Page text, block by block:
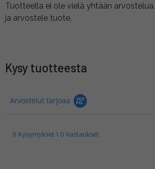
Tuotteella ei ole vielä yhtään arvostelua.
ja arvostele tuote.
Kysy tuotteesta
Arvostelut tarjoaa
0 Kysymykset \ 0 Vastaukset